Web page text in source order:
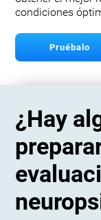
condiciones
Pruébalo
¿Hay